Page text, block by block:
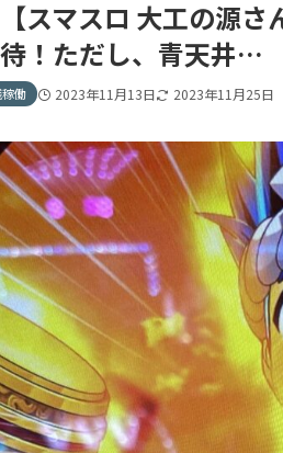
【スマスロ 大工の源
待！ただし、青天井…
働 2023年11月13日 2023年11月25日